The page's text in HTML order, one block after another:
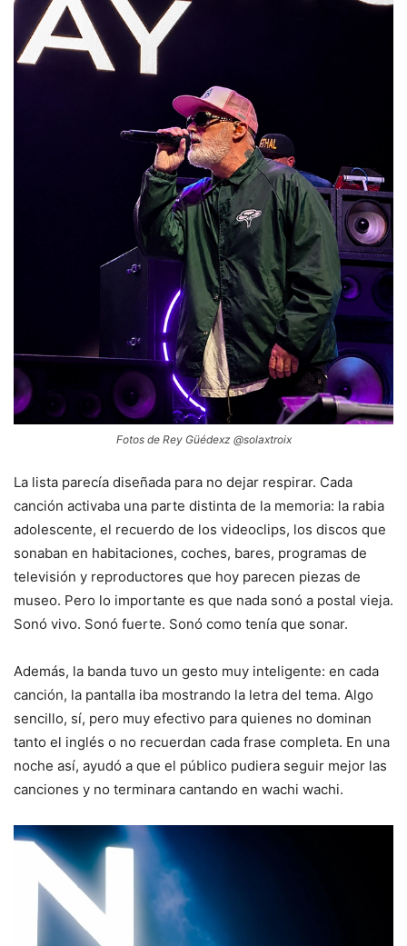
Fotos de Rey Güédexz @solaxtroix
La lista parecía diseñada para no dejar respirar. Cada
canción activaba una parte distinta de la memoria: la rabia
adolescente, el recuerdo de los videoclips, los discos que
sonaban en habitaciones, coches, bares, programas de
televisión y reproductores que hoy parecen piezas de
museo. Pero lo importante es que nada sonó a postal vieja.
Sonó vivo. Sonó fuerte. Sonó como tenía que sonar.
Además, la banda tuvo un gesto muy inteligente: en cada
canción, la pantalla iba mostrando la letra del tema. Algo
sencillo, sí, pero muy efectivo para quienes no dominan
tanto el inglés o no recuerdan cada frase completa. En una
noche así, ayudó a que el público pudiera seguir mejor las
canciones y no terminara cantando en wachi wachi.